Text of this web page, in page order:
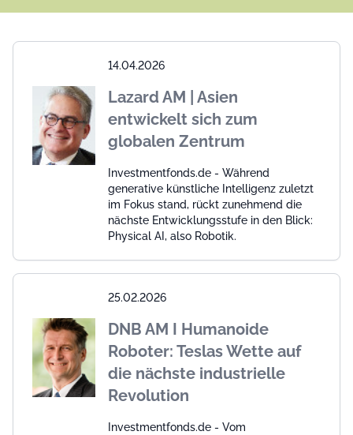
14.04.2026
Lazard AM | Asien
entwickelt sich zum
globalen Zentrum
Investmentfonds.de - Während
generative künstliche Intelligenz zuletzt
im Fokus stand, rückt zunehmend die
nächste Entwicklungsstufe in den Blick:
Physical AI, also Robotik.
25.02.2026
DNB AM I Humanoide
Roboter: Teslas Wette auf
die nächste industrielle
Revolution
Investmentfonds.de - Vom